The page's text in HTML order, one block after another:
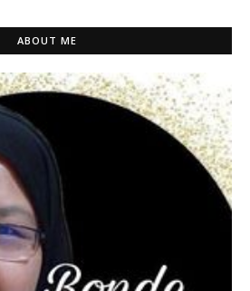
ABOUT ME